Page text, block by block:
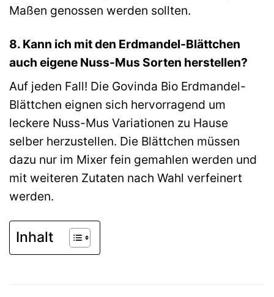
Maßen genossen werden sollten.
8. Kann ich mit den Erdmandel-Blättchen
auch eigene Nuss-Mus Sorten herstellen?
Auf jeden Fall! Die Govinda Bio Erdmandel-
Blättchen eignen sich hervorragend um
leckere Nuss-Mus Variationen zu Hause
selber herzustellen. Die Blättchen müssen
dazu nur im Mixer fein gemahlen werden und
mit weiteren Zutaten nach Wahl verfeinert
werden.
Inhalt